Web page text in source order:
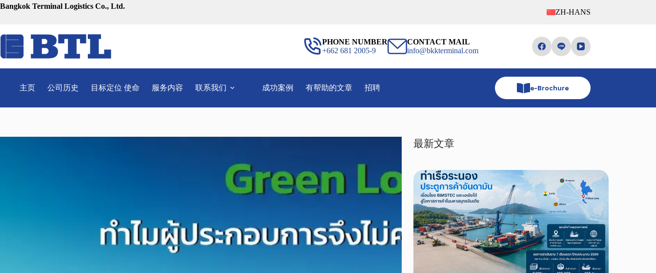
跳
容
Bangkok Terminal Logistics Co., Ltd.
ZH-HANS
PHONE NUMBER
+662 681 2005-9
CONTACT MAIL
info@bkkterminal.com
主页 公司历史 目标定位 使命 服务内容 联系我们 成功案例 有帮助的文章 招聘 e-Brochure
最新文章